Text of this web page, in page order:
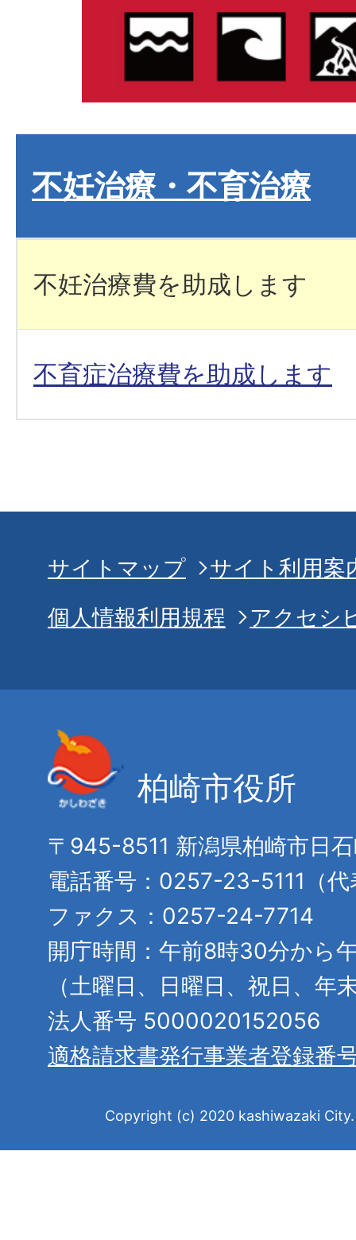
不妊治療・不育治療
不妊治療費を助成します
不育症治療費を助成します
サイトマップ
サイト利用案
個人情報利用規程
アクセシ
柏崎市役所
〒945-8511 新潟県柏崎市日
電話番号：0257-23-5111（代
ファクス：0257-24-7714
開庁時間：午前8時30分から
（土曜日、日曜日、祝日、年
法人番号 5000020152056
適格請求書発行事業者登録番
Copyright (c) 2020 kashiwazaki